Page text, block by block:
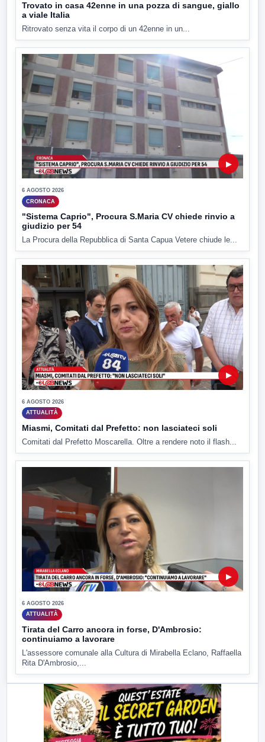
Trovato in casa 42enne in una pozza di sangue, giallo
a viale Italia
Ritrovato senza vita il corpo di un 42enne in un...
▶
6 AGOSTO 2026
CRONACA
"Sistema Caprio", Procura S.Maria CV chiede rinvio a
giudizio per 54
La Procura della Repubblica di Santa Capua Vetere chiude le...
▶
6 AGOSTO 2026
ATTUALITÀ
Miasmi, Comitati dal Prefetto: non lasciateci soli
Comitati dal Prefetto Moscarella. Oltre a rendere noto il flash...
▶
6 AGOSTO 2026
ATTUALITÀ
Tirata del Carro ancora in forse, D'Ambrosio:
continuiamo a lavorare
L'assessore comunale alla Cultura di Mirabella Eclano, Raffaella
Rita D'Ambrosio,...